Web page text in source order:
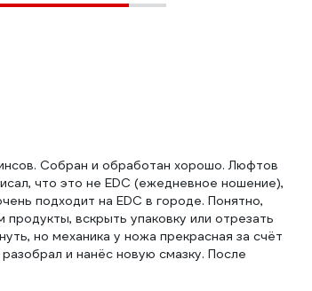
Собран и обработан хорошо. Люфтов
что это не EDC (ежедневное ношение),
подходит на EDC в городе. Понятно,
вскрыть упаковку или отрезать
но механика у ножа прекрасная за счёт
и нанёс новую смазку. После